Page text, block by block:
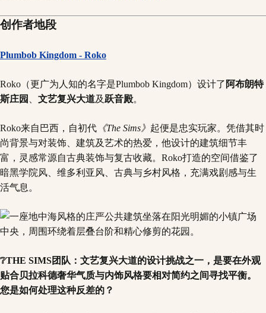
创作者地段
Plumbob Kingdom - Roko
Roko（更广为人知的名字是Plumbob Kingdom）设计了 阿布朗特
斯庄园
文艺复兴大道及 跃音殿。
Roko来自巴西，自初代 《The Sims》 起便是忠实玩家。凭借其时
尚背景与对装饰、建筑及艺术的热爱，他设计的建筑细节丰
富，灵感常源自古典装饰与复古收藏。Roko打造的空间借鉴了
暗黑学院风、维多利亚风、古典与乡村风格，充满戏剧感与生
活气息。
❔THE SIMS团队：文艺复兴大道的设计挑战之一，是要在外观
贴合贝拉科德奢华气质与内饰风格要相对简约之间寻找平衡。
您是如何处理这种反差的？